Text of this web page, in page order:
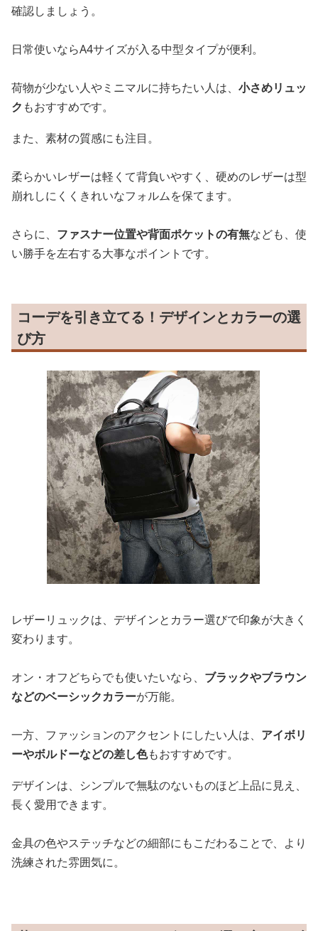
確認しましょう。
日常使いならA4サイズが入る中型タイプが便利。
荷物が少ない人やミニマルに持ちたい人は、 小さめリュッ
ク もおすすめです。
また、素材の質感にも注目。
柔らかいレザーは軽くて背負いやすく、硬めのレザーは型
崩れしにくくきれいなフォルムを保てます。
さらに、 ファスナー位置や背面ポケットの有無なども、使
い勝手を左右する大事なポイントです。
コーデを引き立てる！デザインとカラーの選
び方
レザーリュックは、デザインとカラー選びで印象が大きく
変わります。
オン・オフどちらでも使いたいなら、 ブラックやブラウン
などのベーシックカラーが万能。
一方、ファッションのアクセントにしたい人は、 アイボリ
ーやボルドーなどの差し色もおすすめです。
デザインは、シンプルで無駄のないものほど上品に見え、
長く愛用できます。
金具の色やステッチなどの細部にもこだわることで、より
洗練された雰囲気に。